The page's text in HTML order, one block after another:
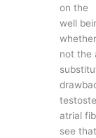
on the
well
not the
atrial
see